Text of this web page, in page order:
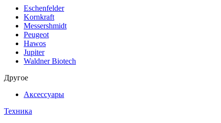
Eschenfelder
Kornkraft
Messershmidt
Peugeot
Hawos
Jupiter
Waldner Biotech
Другое
Аксессуары
Техника